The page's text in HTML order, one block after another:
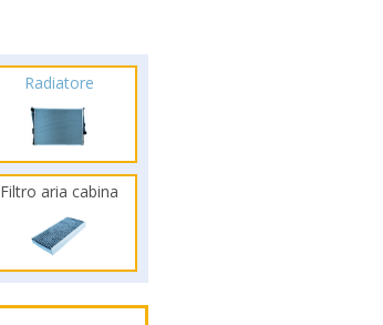
Radiatore
Filtro aria cabina